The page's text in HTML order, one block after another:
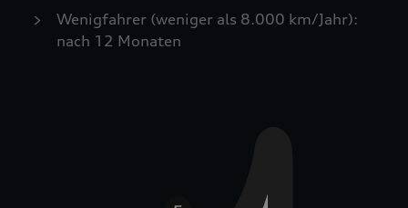
Wenigfahrer (weniger als 8.000 km/Jahr):
nach 12 Monaten